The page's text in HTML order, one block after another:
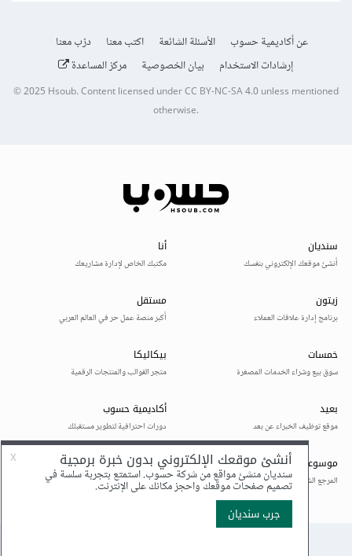
عن أكاديمية حسوب الأسئلة الشائعة اكتب معنا
درّب معنا
إرشادات الاستخدام
بيان الخصوصية مركز المساعدة
© 2025Hsoub.Content licensed underCC BY-NC-SA 4.0unless mentioned
otherwise.